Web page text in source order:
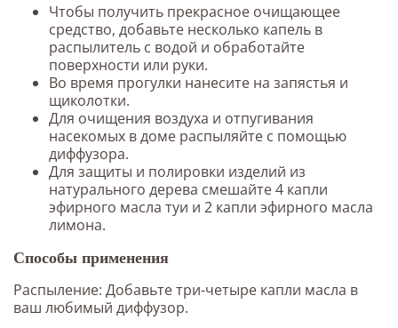
Чтобы получить прекрасное очищающее
средство, добавьте несколько капель в
распылитель с водой и обработайте
поверхности или руки.
Во время прогулки нанесите на запястья и
щиколотки.
Для очищения воздуха и отпугивания
насекомых в доме распыляйте с помощью
диффузора.
Для защиты и полировки изделий из
натурального дерева смешайте 4 капли
эфирного масла туи и 2 капли эфирного масла
лимона.
Способы применения
Распыление: Добавьте три-четыре капли масла в
ваш любимый диффузор.